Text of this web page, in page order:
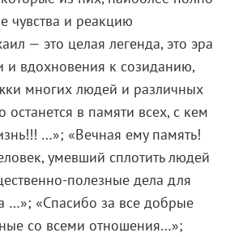
чувства и реакцию
— это целая легенда, это эра
вдохновения к созиданию,
многих людей и различных
останется в памяти всех, с кем
…»; «Вечная ему память!
умевший сплотить людей
полезные дела для
…»; «Спасибо за все добрые
со всеми отношения…»;